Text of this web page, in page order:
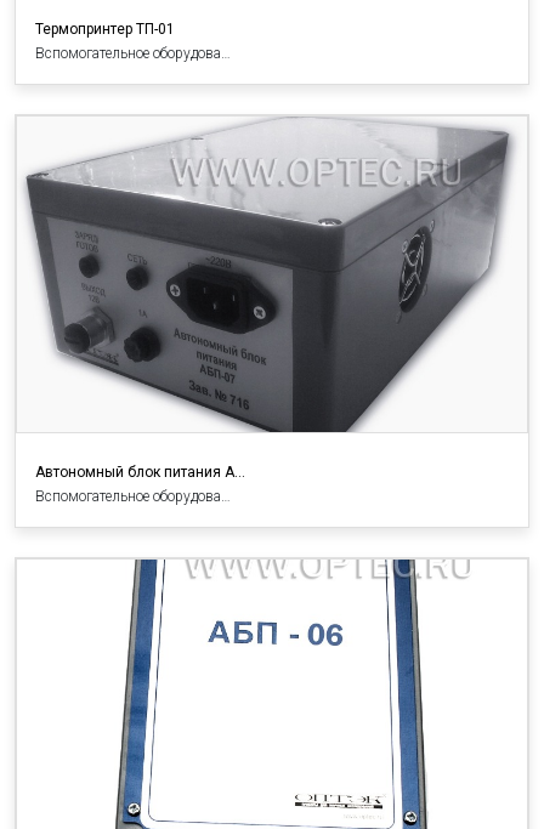
Термопринтер ТП-01
Вспомогательное оборудова…
Автономный блок питания А…
Вспомогательное оборудова…